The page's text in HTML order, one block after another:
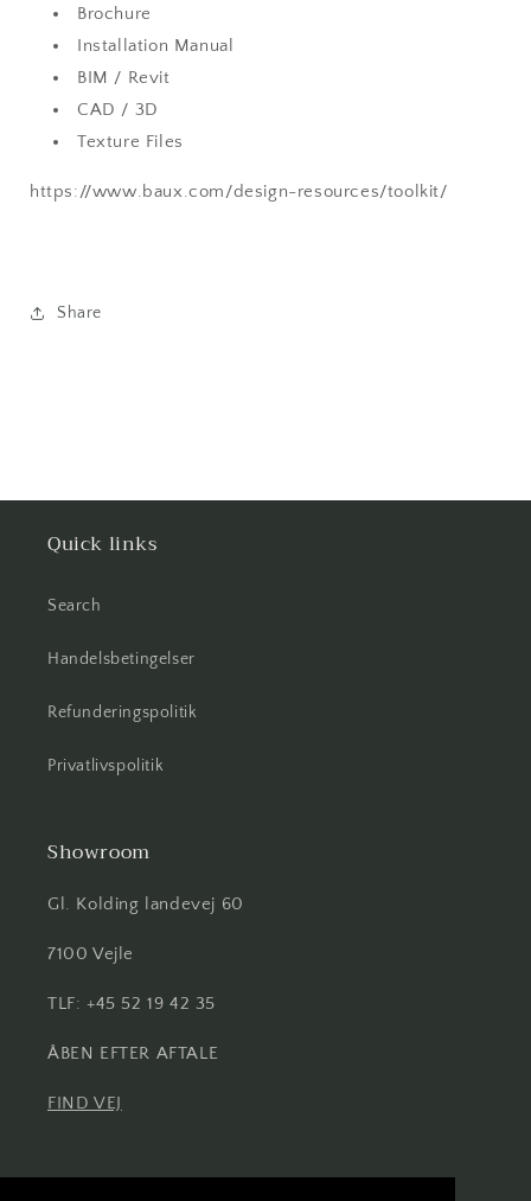
Brochure
Installation Manual
BIM / Revit
CAD / 3D
Texture Files
https://www.baux.com/design-resources/toolkit/
Share
Quick links
Search
Handelsbetingelser
Refunderingspolitik
Privatlivspolitik
Showroom
Gl. Kolding landevej 60
7100 Vejle
TLF: +45 52 19 42 35
ÅBEN EFTER AFTALE
FIND VEJ